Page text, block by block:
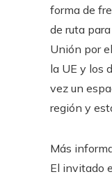
forma de
de ruta
Unión por
la UE y los
vez un
región y
Más
El invitado